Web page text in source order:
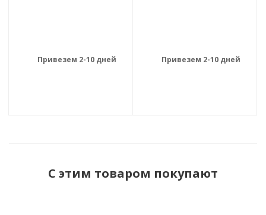
Привезем 2-10 дней Привезем 2-10 дней
С этим товаром покупают